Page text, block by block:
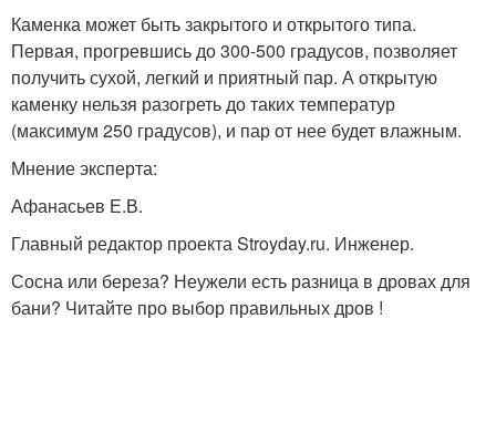
Каменка может быть закрытого и открытого типа.
Первая, прогревшись до 300-500 градусов, позволяет
получить сухой, легкий и приятный пар. А открытую
каменку нельзя разогреть до таких температур
(максимум 250 градусов), и пар от нее будет влажным.
Мнение эксперта:
Афанасьев Е.В.
Главный редактор проекта Stroyday.ru. Инженер.
Сосна или береза? Неужели есть разница в дровах для
бани? Читайте про выбор правильных дров !